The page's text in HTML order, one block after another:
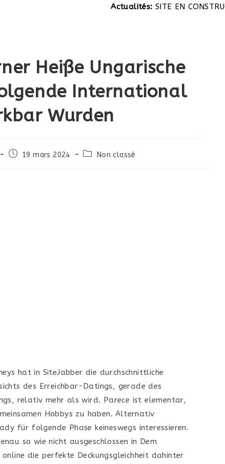
Actualités:SITE EN CONSTRUCTION...
Heiße Ungarische
International
Wurden
Post19 mars 2024
PostNon classé
hat in SiteJabber die durchschnittliche
des Erreichbar-Datings, gerade des
relativ mehr als wird. Parece ist elementar,
Hobbys zu haben. Alternativ
für folgende Phase keineswegs interessieren.
so wie nicht ausgeschlossen in Dem
die perfekte Deckungsgleichheit dahinter